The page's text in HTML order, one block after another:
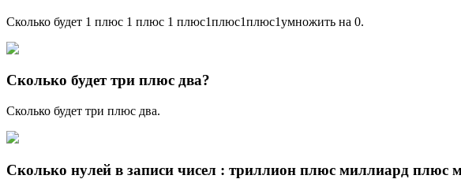
Сколько будет 1 плюс 1 плюс 1 плюс1плюс1плюс1умножить на 0.
Сколько будет три плюс два?
Сколько будет три плюс два.
Сколько нулей в записи чисел : триллион плюс миллиард плюс